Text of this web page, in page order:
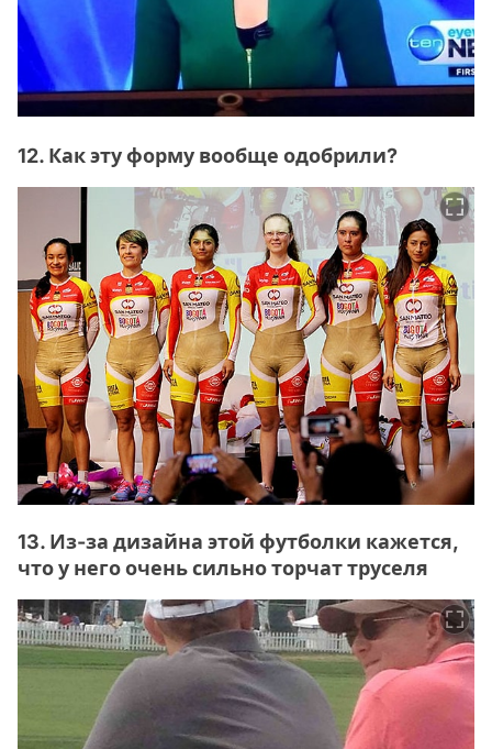
12. Как эту форму вообще одобрили?
13. Из-за дизайна этой футболки кажется,
что у него очень сильно торчат труселя